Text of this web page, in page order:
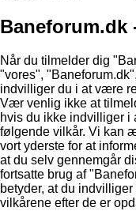
Baneforum.dk
Når du tilmelder dig
"vores",
indvilliger du i at være
Vær venlig ikke at
hvis du ikke indvilliger
følgende vilkår. Vi kan
vort yderste for at
at du selv gennemgår
fortsatte brug af
betyder, at du
vilkårene efter de er